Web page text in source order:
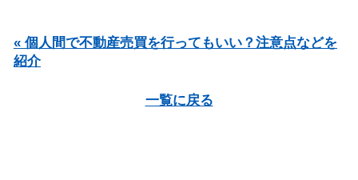
« 個人間で不動産売買を行ってもいい？注意点などを
紹介
一覧に戻る